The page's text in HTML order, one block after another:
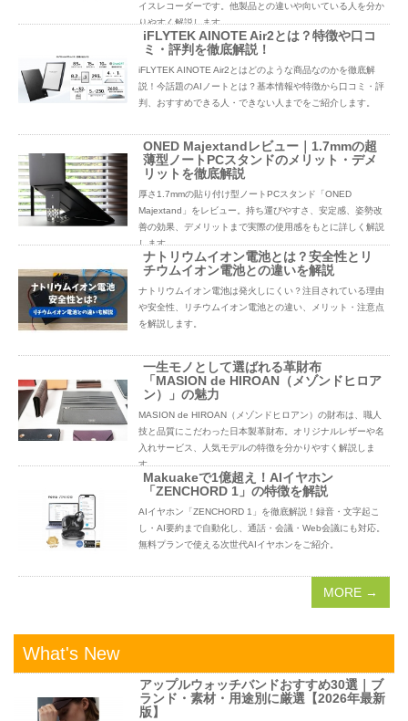
イスレコーダーです。他製品との違いや向いている人を分か
りやすく解説します。
iFLYTEK AINOTE Air2とは？特徴や口コ
ミ・評判を徹底解説！
iFLYTEK AINOTE Air2とはどのような商品なのかを徹底解
説！今話題のAIノートとは？基本情報や特徴から口コミ・評
判、おすすめできる人・できない人までをご紹介します。
ONED Majextandレビュー｜1.7mmの超
薄型ノートPCスタンドのメリット・デメ
リットを徹底解説
厚さ1.7mmの貼り付け型ノートPCスタンド「ONED
Majextand」をレビュー。持ち運びやすさ、安定感、姿勢改
善の効果、デメリットまで実際の使用感をもとに詳しく解説
します。
ナトリウムイオン電池とは？安全性とリ
チウムイオン電池との違いを解説
ナトリウムイオン電池は発火しにくい？注目されている理由
や安全性、リチウムイオン電池との違い、メリット・注意点
を解説します。
一生モノとして選ばれる革財布
「MASION de HIROAN（メゾンドヒロア
ン）」の魅力
MASION de HIROAN（メゾンドヒロアン）の財布は、職人
技と品質にこだわった日本製革財布。オリジナルレザーや名
入れサービス、人気モデルの特徴を分かりやすく解説しま
す。
Makuakeで1億超え！AIイヤホン
「ZENCHORD 1」の特徴を解説
AIイヤホン「ZENCHORD 1」を徹底解説！録音・文字起こ
し・AI要約まで自動化し、通話・会議・Web会議にも対応。
無料プランで使える次世代AIイヤホンをご紹介。
MORE →
What's New
アップルウォッチバンドおすすめ30選｜ブ
ランド・素材・用途別に厳選【2026年最新
版】